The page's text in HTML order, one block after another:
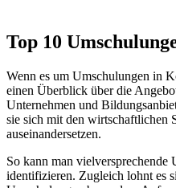
Top 10
Wenn es um Umschulungen in
einen Überblick über die
Unternehmen und
sie sich mit den wirtschaftlichen
auseinandersetzen.
So kann man vielversprechende
identifizieren. Zugleich lohnt es